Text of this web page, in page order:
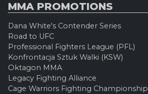
MMA PROMOTIONS
Dana White's Contender Series
Road to UFC
Professional Fighters League (PFL)
Konfrontacja Sztuk Walki (KSW)
Oktagon MMA
Legacy Fighting Alliance
Cage Warriors Fighting Championship